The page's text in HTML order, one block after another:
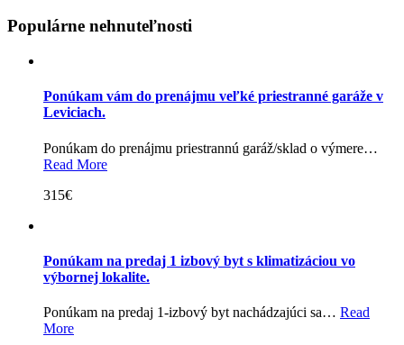
Populárne nehnuteľnosti
Ponúkam vám do prenájmu veľké priestranné garáže v
Leviciach.
Ponúkam do prenájmu priestrannú garáž/sklad o výmere…
Read More
315€
Ponúkam na predaj 1 izbový byt s klimatizáciou vo
výbornej lokalite.
Ponúkam na predaj 1-izbový byt nachádzajúci sa… Read
More